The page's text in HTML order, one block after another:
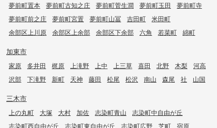
夢前町置本
夢前町古知之庄 夢前町菅生澗 夢前町玉田
夢前町寺
夢前町前之庄
夢前町宮置 夢前町山冨 吉田町
米田町
余部区上川原
余部区上余部 余部区下余部 六角 若菜町 綿町
加東市
家原 多井田 梶原 上滝野 上中 上三草 喜田 北野 木梨
河高
沢部
下滝野 新町 天神 藤田 松尾 松沢 南山 森尾 社 山国
三木市
上の丸町 大塚 大村 加佐 志染町青山
志染町中自由が丘
志染町西自由が丘
志染町東自由が丘 志染町広野 芝町
宿原